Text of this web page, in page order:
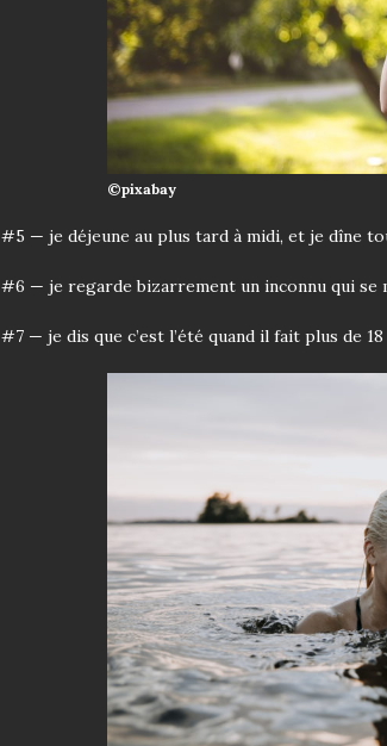
©pixabay
#5 — je déjeune au plus tard à midi, et je dîne
#6 — je regarde bizarrement un inconnu qui
#7 — je dis que c’est l’été quand il fait plus de